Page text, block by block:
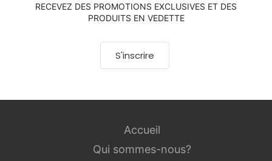
RECEVEZ DES PROMOTIONS EXCLUSIVES ET DES
PRODUITS EN VEDETTE
S'inscrire
Accueil
Qui sommes-nous?